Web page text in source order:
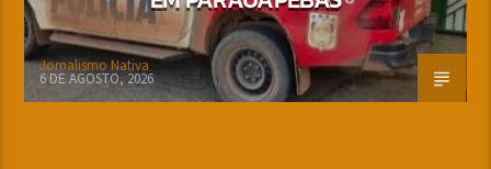
Jornalismo Nativa
6 DE AGOSTO, 2026